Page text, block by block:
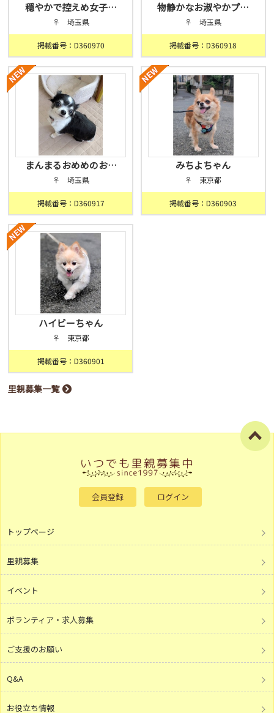
穏やかで控えめ女子…
♀ 埼玉県
掲載番号：D360970
物静かなお淑やかプ…
♀ 埼玉県
掲載番号：D360918
まんまるおめめのお…
♀ 埼玉県
掲載番号：D360917
みちよちゃん
♀ 東京都
掲載番号：D360903
ハイビーちゃん
♀ 東京都
掲載番号：D360901
里親募集一覧
会員登録 ログイン
トップページ
里親募集
イベント
ボランティア・求人募集
ご支援のお願い
Q&A
お役立ち情報